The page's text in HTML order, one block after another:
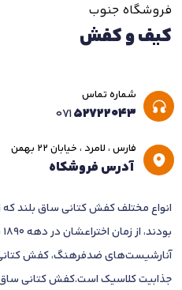
فروشگاه جنوب
کیف و کفش
شماره تماس
۰۷۱۵۲۷۲۲۰۴۳
فارس ، لامرد ، خیابان ۲۲ بهمن
آدرس فروشکاه
انواع مختلف کفش کتانی ساق بلند
آنارشیست‌های ضدفرهنگ، کفش
جذابیت کلاسیک است.کفش کتانی ساق